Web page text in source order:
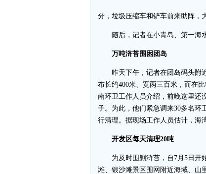
分，垃圾压缩车和铲车前来助阵，
随后，记者在小青岛、第一海水
万吨浒苔围困团岛
昨天下午，记者在团岛码头附近
布长约400米、宽两三百米，而在
南环卫工作人员介绍，前晚这里还
子。为此，他们紧急调来30多名环
行清理。据现场工作人员估计，海
开发区每天清理20吨
为及时围剿浒苔，自7月5日开始
滩、银沙滩景区围网附近海域、山